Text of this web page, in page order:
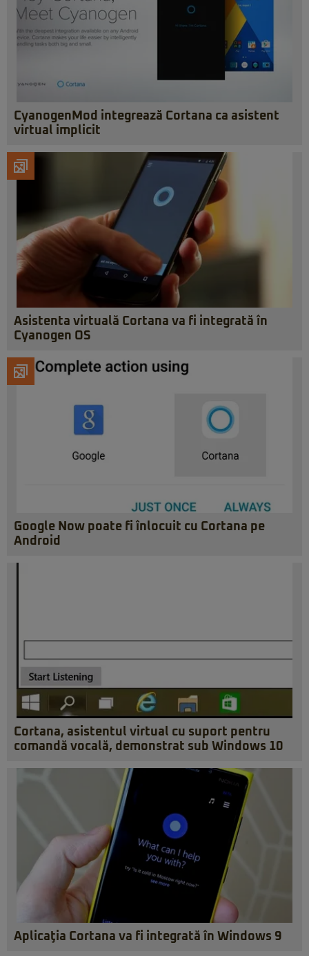
CyanogenMod integrează Cortana ca asistent
virtual implicit
Asistenta virtuală Cortana va fi integrată în
Cyanogen OS
Google Now poate fi înlocuit cu Cortana pe
Android
Cortana, asistentul virtual cu suport pentru
comandă vocală, demonstrat sub Windows 10
Aplicaţia Cortana va fi integrată în Windows 9